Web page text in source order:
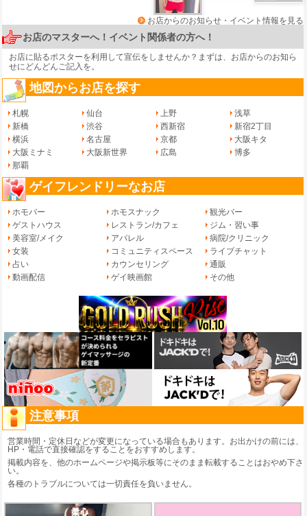
お店からのお知らせ・イベント情報を見る
お店のマスターへ！イベント関係者の方へ！
お店に貼るポスターを利用して宣伝をしませんか？まずは、 お店からのお知ら
せにどんどんご記入を。
地図からお店を探す
札幌 仙台 上野
浅草
新橋
渋谷 西新宿
新宿2丁目
横浜
名古屋 京都
大阪キタ
大阪ミナミ
大阪新世界 広島
博多
那覇
ゲイフレンドリーなお店
ホモバー ホモスナック
観光バー
ゲストハウス
レストラン/カフェ
ジム・習い事
美容室/メイク
アパレル
病院/クリニック
女装
コミュニティスペース
ライブチャット
占い
カウンセリング
通販
動画配信
ゲイ映画館 その他
注意事項
営業時間・定休日などが変更になっている場合もあります。お出かけの前には、
HP・電話で直接確認をすることをおすすめします。
掲載内容を、他のホームページや掲示板等にそのまま転載することはおやめ下さ
い。
各種のトラブルについては一切責任を負いません。